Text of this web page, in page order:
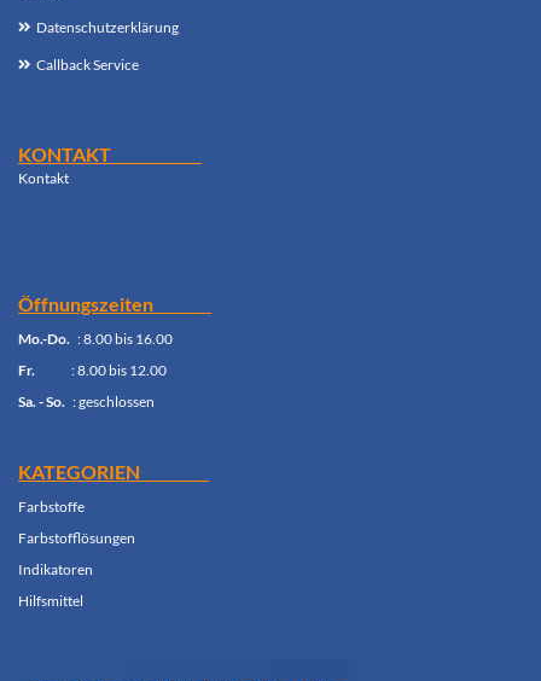
Datenschutzerklärung
Callback Service
KONTAKT
Kontakt
Öffnungszeiten
Mo.-Do. : 8.00 bis 16.00
Fr. : 8.00 bis 12.00
Sa. - So. : geschlossen
KATEGORIEN
Farbstoffe
Farbstofflösungen
Indikatoren
Hilfsmittel